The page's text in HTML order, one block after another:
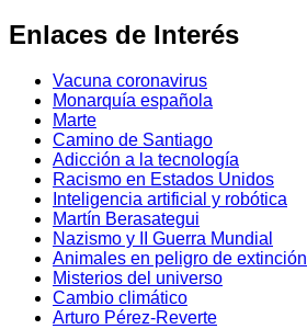
Enlaces de Interés
Vacuna coronavirus
Monarquía española
Marte
Camino de Santiago
Adicción a la tecnología
Racismo en Estados Unidos
Inteligencia artificial y robótica
Martín Berasategui
Nazismo y II Guerra Mundial
Animales en peligro de extinción
Misterios del universo
Cambio climático
Arturo Pérez-Reverte